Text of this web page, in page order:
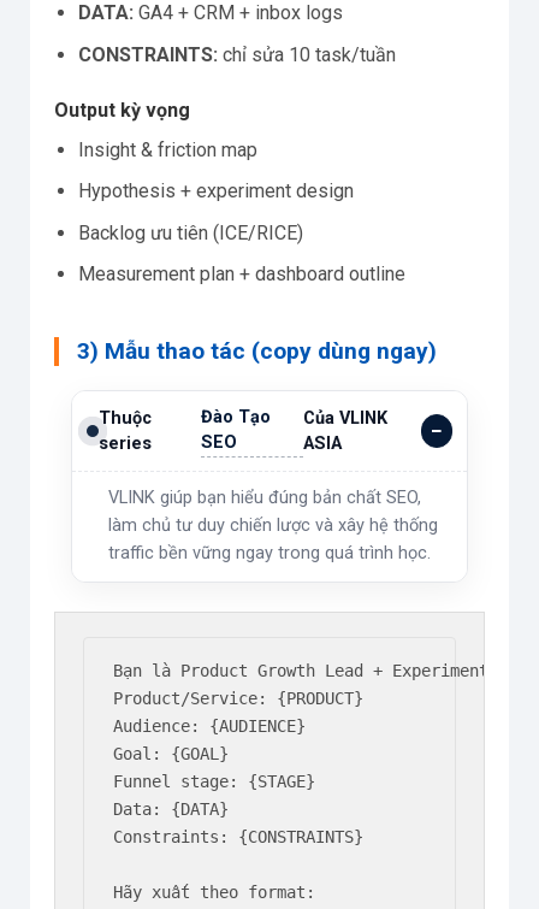
DATA: GA4 + CRM + inbox logs
CONSTRAINTS: chỉ sửa 10 task/tuần
Output kỳ vọng
Insight & friction map
Hypothesis + experiment design
Backlog ưu tiên (ICE/RICE)
Measurement plan + dashboard outline
3) Mẫu thao tác (copy dùng ngay)
Thuộc
series
Đào Tạo
SEO
Của VLINK
ASIA
VLINK giúp bạn hiểu đúng bản chất SEO,
làm chủ tư duy chiến lược và xây hệ thống
traffic bền vững ngay trong quá trình học.
Bạn là Product Growth Lead + Experiment
Product/Service: {PRODUCT}
Audience: {AUDIENCE}
Goal: {GOAL}
Funnel stage: {STAGE}
Data: {DATA}
Constraints: {CONSTRAINTS}
Hãy xuất theo format: